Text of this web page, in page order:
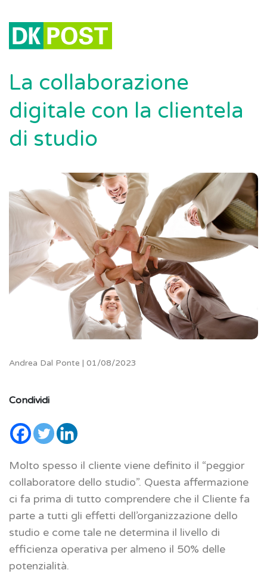
La collaborazione
digitale con la clientela
di studio
Andrea Dal Ponte | 01/08/2023
Condividi
Molto spesso il cliente viene definito il “peggior
collaboratore dello studio”. Questa affermazione
ci fa prima di tutto comprendere che il Cliente fa
parte a tutti gli effetti dell’organizzazione dello
studio e come tale ne determina il livello di
efficienza operativa per almeno il 50% delle
potenzialità.